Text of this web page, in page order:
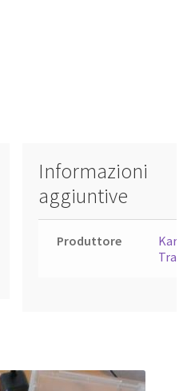
Informazioni
aggiuntive
Produttore
Karl